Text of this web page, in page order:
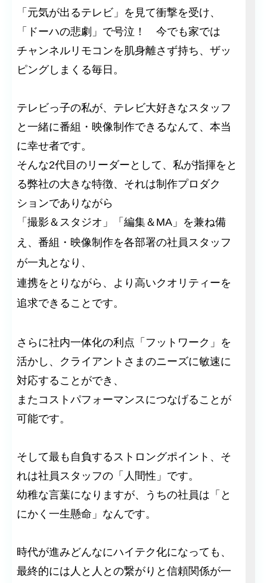
「元気が出るテレビ」を見て衝撃を受け、
「ドーハの悲劇」で号泣！ 今でも家では
チャンネルリモコンを肌身離さず持ち、ザッ
ピングしまくる毎日。
テレビっ子の私が、テレビ大好きなスタッフ
と一緒に番組・映像制作できるなんて、本当
に幸せ者です。
そんな2代目のリーダーとして、私が指揮をと
る弊社の大きな特徴、それは制作プロダク
ションでありながら
「撮影＆スタジオ」「編集＆MA」を兼ね備
え、 番組・映像制作を各部署の社員スタッフ
が一丸となり、
連携をとりながら、より高いクオリティーを
追求できることです。
さらに社内一体化の利点「フットワーク」を
活かし、クライアントさまのニーズに敏速に
対応することができ、
またコストパフォーマンスにつなげることが
可能です。
そして最も自負するストロングポイント、そ
れは社員スタッフの「人間性」です。
幼稚な言葉になりますが、うちの社員は「と
にかく一生懸命」なんです。
時代が進みどんなにハイテク化になっても、
最終的には人と人との繋がりと信頼関係が一